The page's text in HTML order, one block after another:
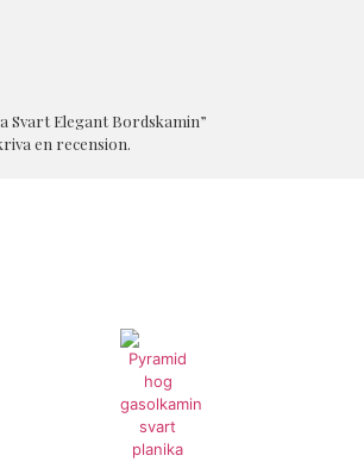
Svart Elegant Bordskamin”
en recension.